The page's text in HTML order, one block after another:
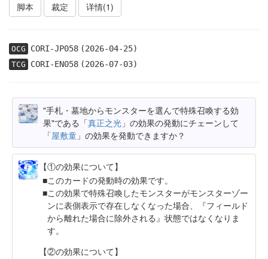
脚本
裁定 详情(1)
OCG CORI-JP058(2026-04-25)
TCG CORI-EN058(2026-07-03)
"手札・墓地からモンスターを選んで特殊召喚する効
果"である「真正之光 」の効果の発動にチェーンして
「屋敷童 」の効果を発動できますか？
【①の効果について】
このカードの発動時の効果です。
この効果で特殊召喚したモンスターがモンスターゾー
ンに表側表示で存在しなくなった場合、『フィールド
から離れた場合に除外される』状態ではなくなりま
す。
【②の効果について】